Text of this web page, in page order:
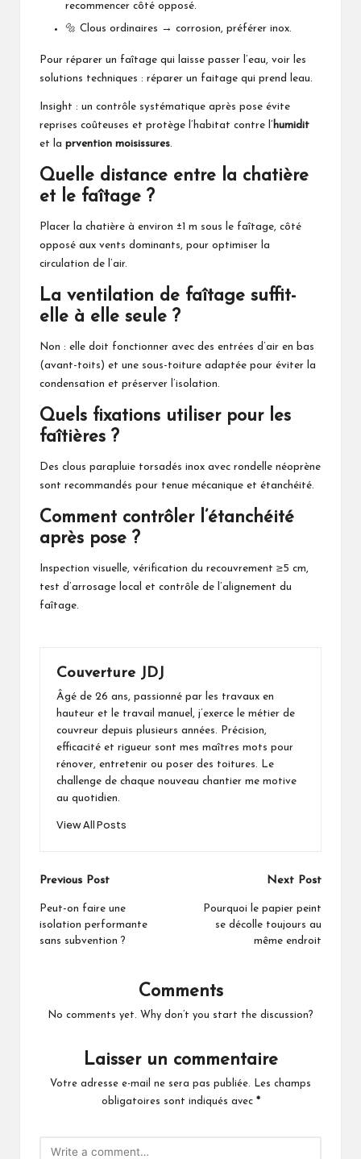
recommencer côté opposé.
🔩 Clous ordinaires → corrosion, préférer inox.
Pour réparer un faîtage qui laisse passer l’eau, voir les
solutions techniques : réparer un faitage qui prend leau.
Insight : un contrôle systématique après pose évite
reprises coûteuses et protège l’habitat contre l’
humidit
et la prvention moisissures.
Quelle distance entre la chatière
et le faîtage ?
Placer la chatière à environ ±1 m sous le faîtage, côté
opposé aux vents dominants, pour optimiser la
circulation de l’air.
La ventilation de faîtage suffit-
elle à elle seule ?
Non : elle doit fonctionner avec des entrées d’air en bas
(avant-toits) et une sous-toiture adaptée pour éviter la
condensation et préserver l’isolation.
Quels fixations utiliser pour les
faîtières ?
Des clous parapluie torsadés inox avec rondelle néoprène
sont recommandés pour tenue mécanique et étanchéité.
Comment contrôler l’étanchéité
après pose ?
Inspection visuelle, vérification du recouvrement ≥5 cm,
test d’arrosage local et contrôle de l’alignement du
faîtage.
Couverture JDJ
Âgé de 26 ans, passionné par les travaux en
hauteur et le travail manuel, j’exerce le métier de
couvreur depuis plusieurs années. Précision,
efficacité et rigueur sont mes maîtres mots pour
rénover, entretenir ou poser des toitures. Le
challenge de chaque nouveau chantier me motive
au quotidien.
View All Posts
Post
navigation
Previous Post
Peut-on faire une
isolation performante
sans subvention ?
Next Post
Pourquoi le papier peint
se décolle toujours au
même endroit
Comments
No comments yet. Why don’t you start the discussion?
Laisser un commentaire
Votre adresse e-mail ne sera pas publiée.
Les champs
obligatoires sont indiqués avec *